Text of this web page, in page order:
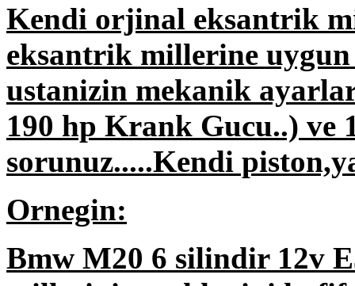
Kendi orjinal eksantrik
eksantrik millerine
ustanizin mekanik
190 hp Krank Gucu..) ve
sorunuz.....Kendi
Ornegin:
Bmw M20 6 silindir 12v